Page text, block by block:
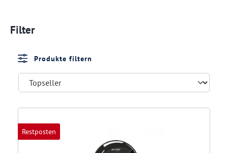
Filter
Produkte filtern
Restposten